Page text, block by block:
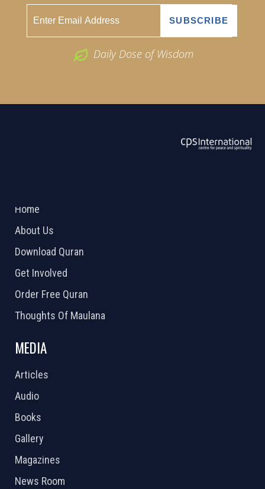
Daily Dose of Wisdom
Home
About Us
Download Quran
Get Involved
Order Free Quran
Thoughts Of Maulana
MEDIA
Articles
Audio
Books
Gallery
Magazines
News Room